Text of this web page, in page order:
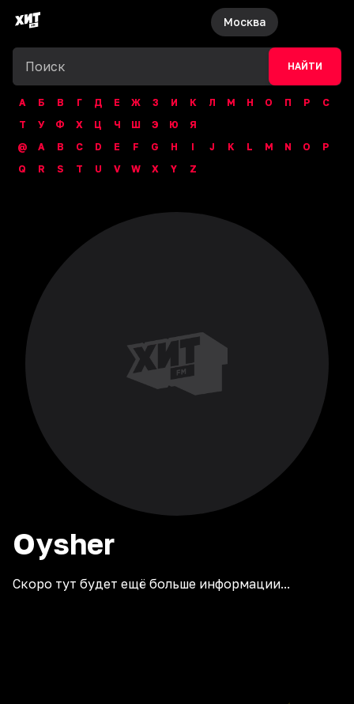
Москва
НАЙТИ
А Б В Г Д Е Ж З И К Л М Н О П Р
С
Т
У Ф Х Ц Ч Ш Э Ю
Я
@
A B C D E F G H I J K L M N O
P
Q
R S T U V W X Y Z
Oysher
Скоро тут будет ещё больше информации...